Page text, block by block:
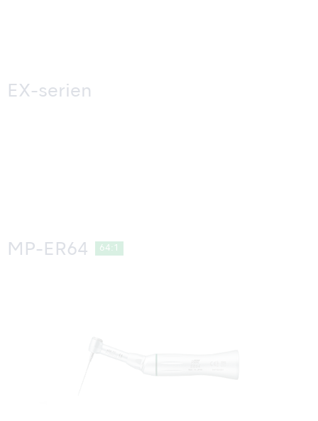
EX-serien
MP-ER64 64:1